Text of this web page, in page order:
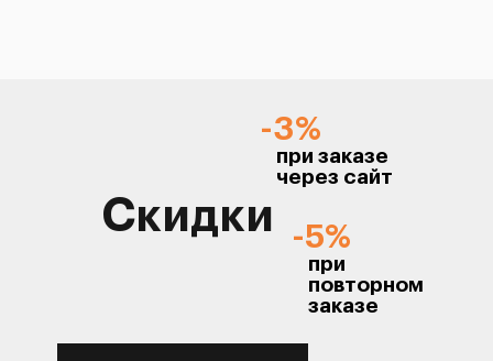
Скидки
-3%
при заказе
через сайт
-5%
при
повторном
заказе